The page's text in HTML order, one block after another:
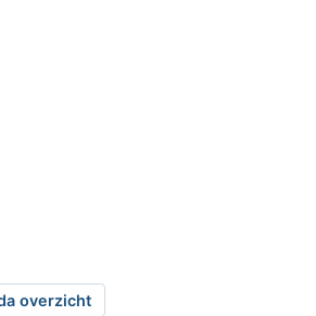
overzicht